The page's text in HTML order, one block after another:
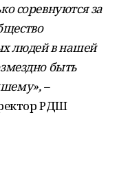
соревнуются за
людей в нашей
быть
–
РДШ